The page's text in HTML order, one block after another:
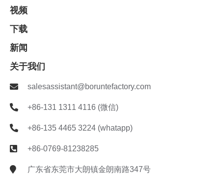
视频
下载
新闻
关于我们
salesassistant@boruntefactory.com
+86-131 1311 4116 (微信)
+86-135 4465 3224 (whatapp)
+86-0769-81238285
广东省东莞市大朗镇金朗南路347号